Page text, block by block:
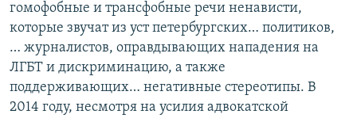
гомофобные и трансфобные речи ненависти,
которые звучат из уст петербургских… политиков,
… журналистов, оправдывающих нападения на
ЛГБТ и дискриминацию, а также
поддерживающих… негативные стереотипы. В
2014 году, несмотря на усилия адвокатской